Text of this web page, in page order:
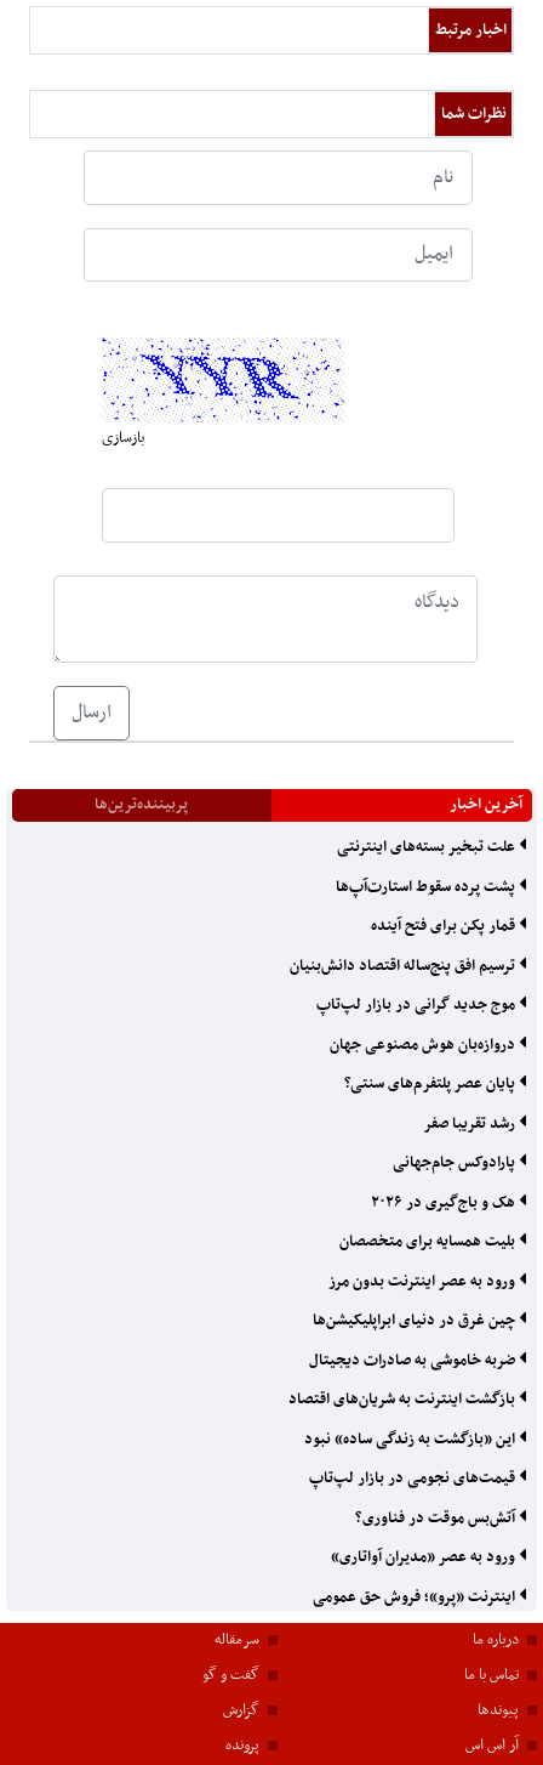
اخبار مرتبط
نظرات شما
بازسازی
ارسال
آخرین اخبار
پربیننده‌ترین‌ها
علت تبخیر بسته‌های اینترنتی
پشت پرده سقوط استارت‌آپ‌ها
قمار پکن برای فتح آینده
ترسیم افق پنج‌ساله اقتصاد دانش‌بنیان
موج جدید گرانی در بازار لپ‌تاپ
دروازه‌بان هوش مصنوعی جهان
پایان عصر پلتفرم‌های سنتی؟
رشد تقریبا صفر
پارادوکس جام‌جهانی
هک و باج‌گیری در ۲۰۲۶
بلیت همسایه برای متخصصان
ورود به عصر اینترنت بدون مرز
چین غرق در دنیای ابراپلیکیشن‌ها
ضربه خاموشی به صادرات دیجیتال
بازگشت اینترنت به شریان‌های اقتصاد
این «بازگشت به زندگی ساده» نبود
قیمت‌های نجومی در بازار لپ‌تاپ
آتش‌بس موقت در فناوری؟
ورود به عصر «مدیران آواتاری»
اینترنت «پرو»؛ فروش حق عمومی
درباره ما
تماس با ما
پیوندها
آر اس اس
سرمقاله
گفت و گو
گزارش
پرونده